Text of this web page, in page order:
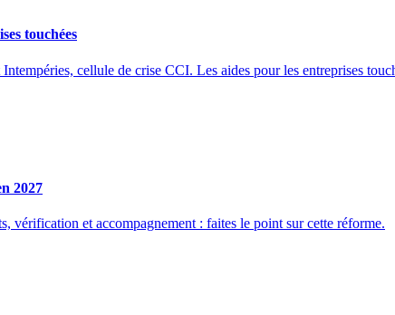
touchées
cellule de crise CCI. Les aides pour les entreprises
2027
vérification et accompagnement : faites le point sur cette réforme.